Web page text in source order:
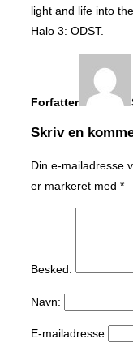
light and life into
Halo 3: ODST.
Forfatter
Skriv en
Din e-mailadresse
er markeret med *
Besked:
Navn:
E-mailadresse